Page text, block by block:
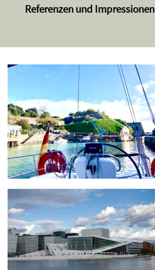
Referenzen und Impressionen